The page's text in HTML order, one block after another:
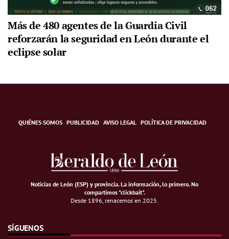
Más de 480 agentes de la Guardia Civil
reforzarán la seguridad en León durante el
eclipse solar
QUIÉNES SOMOS PUBLICIDAD AVISO LEGAL POLÍTICA DE PRIVACIDAD
Noticias de León (ESP) y provincia. La información, lo primero.No
compartimos "clickbait".
Desde 1896, renacemos en 2025.
SÍGUENOS